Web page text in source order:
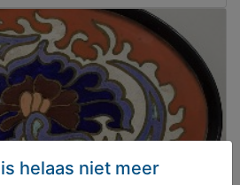
helaas niet meer